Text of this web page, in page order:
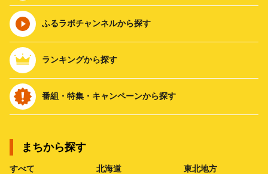
ふるラボチャンネルから探す
ランキングから探す
番組・特集・キャンペーンから探す
まちから探す
すべて 北海道 東北地方